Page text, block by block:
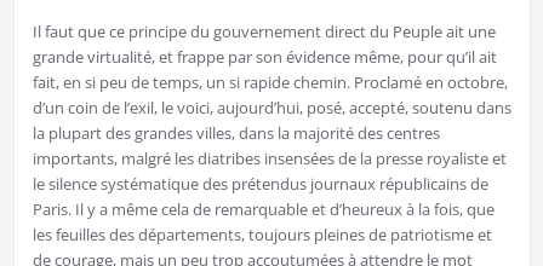
Il faut que ce principe du gouvernement direct du Peuple ait une
grande virtualité, et frappe par son évidence même, pour qu’il ait
fait, en si peu de temps, un si rapide chemin. Proclamé en octobre,
d’un coin de l’exil, le voici, aujourd’hui, posé, accepté, soutenu dans
la plupart des grandes villes, dans la majorité des centres
importants, malgré les diatribes insensées de la presse royaliste et
le silence systématique des prétendus journaux républicains de
Paris. Il y a même cela de remarquable et d’heureux à la fois, que
les feuilles des départements, toujours pleines de patriotisme et
de courage, mais un peu trop accoutumées à attendre le mot